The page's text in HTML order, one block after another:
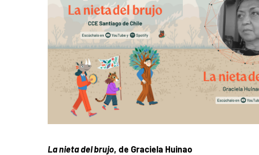
La nieta del brujo, de Graciela Huinao